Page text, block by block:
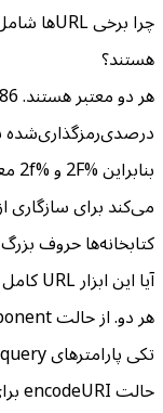
هستند؟
می‌کند برای سازگاری
کتابخانه‌ها حروف
آیا این ابزار URL کامل را رمزگذاری می‌کند یا فقط پارامترها را؟